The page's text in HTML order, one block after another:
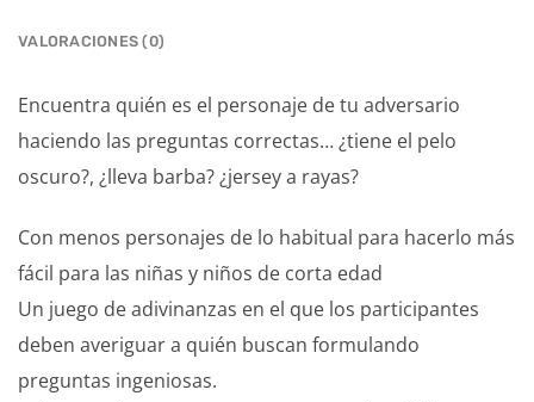
VALORACIONES (0)
Encuentra quién es el personaje de tu adversario
haciendo las preguntas correctas… ¿tiene el pelo
oscuro?, ¿lleva barba? ¿jersey a rayas?
Con menos personajes de lo habitual para hacerlo más
fácil para las niñas y niños de corta edad
Un juego de adivinanzas en el que los participantes
deben averiguar a quién buscan formulando
preguntas ingeniosas.